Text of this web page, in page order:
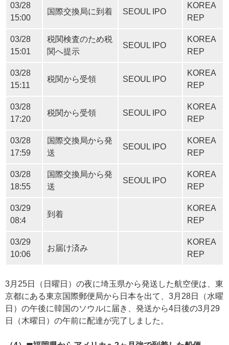
03/28
15:00
国際交換局に到着 SEOUL IPO
KOREA
REP
03/28
15:01
税関検査のため税
関へ提示
SEOUL IPO
KOREA
REP
03/28
15:11
税関から受領 SEOUL IPO
KOREA
REP
03/28
17:20
税関から受領 SEOUL IPO
KOREA
REP
03/28
17:59
国際交換局から発
送
SEOUL IPO
KOREA
REP
03/28
18:55
国際交換局から発
送
SEOUL IPO
KOREA
REP
03/29
08:4
到着
KOREA
REP
03/29
10:06
お届け済み
KOREA
REP
3月25日（日曜日）の夜に埼玉県から発送した航空便は、東
京都にある東京国際郵便局から日本を出て、3月28日（水曜
日）の午後に韓国のソウルに届き、発送から4日後の3月29
日（木曜日）の午前に配達が完了しました。